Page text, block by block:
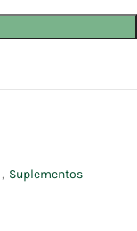
, Suplementos